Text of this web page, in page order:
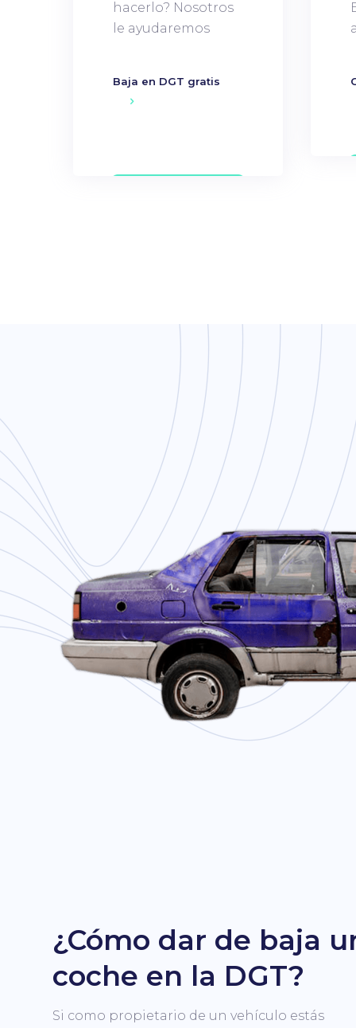
hacerlo? Nosotros
le ayudaremos
Baja en DGT gratis
¿Cómo dar de baja
coche en la DGT?
Si como propietario de un vehículo estás